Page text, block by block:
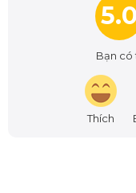
5.0
Bạn có
Thích